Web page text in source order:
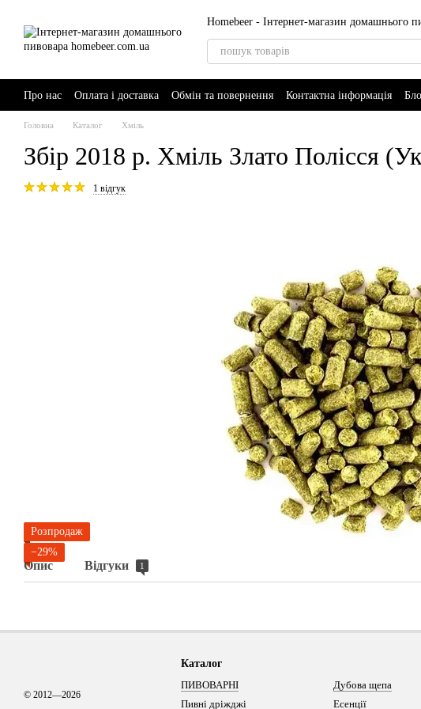
Homebeer - Інтернет-магазин домашнього
Про нас Оплата і доставка Обмін та повернення Контактна інформація
AI-Brewer - розумний помічник пивовара
Головна Каталог Хміль
Збір 2018 р. Хміль Злато Полісся
1 відгук
Розпродаж
−29%
Опис Відгуки 1
© 2012—2026
Каталог
ПИВОВАРНІ
Пивні дріжджі
Дубова щепа
Есенції